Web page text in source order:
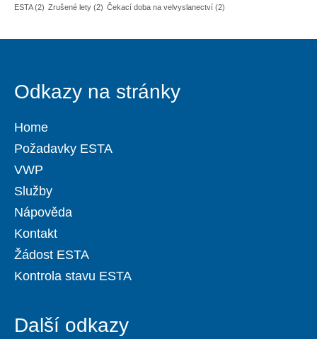
ESTA(2) Zrušené lety (2) Čekací doba na velvyslanectví (2)
Odkazy na stránky
Home
Požadavky ESTA
VWP
Služby
Nápověda
Kontakt
Žádost ESTA
Kontrola stavu ESTA
Další odkazy